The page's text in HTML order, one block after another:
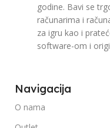
godine. Bavi se
računarima i
za igru kao i
software-om i
Navigacija
O nama